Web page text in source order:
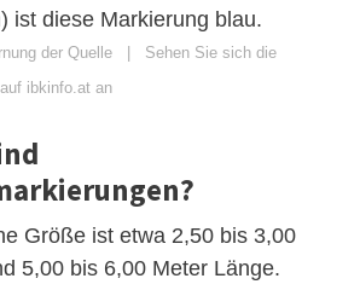
ist diese Markierung blau.
der Quelle | Sehen Sie sich die
ibkinfo.at an
Größe ist etwa 2,50 bis 3,00
5,00 bis 6,00 Meter Länge.